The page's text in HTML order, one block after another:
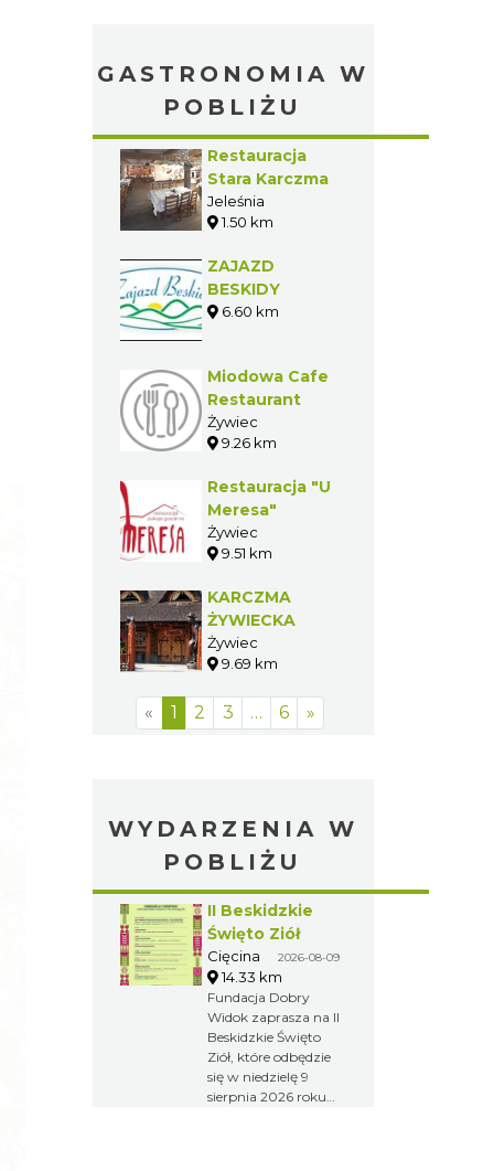
GASTRONOMIA W
POBLIŻU
Restauracja
Stara Karczma
Jeleśnia
1.50 km
ZAJAZD
BESKIDY
6.60 km
Miodowa Cafe
Restaurant
Żywiec
9.26 km
Restauracja "U
Meresa"
Żywiec
9.51 km
KARCZMA
ŻYWIECKA
Żywiec
9.69 km
« 1 2 3 … 6 »
WYDARZENIA W
POBLIŻU
II Beskidzkie
Święto Ziół
Cięcina 2026-08-09
14.33 km
Fundacja Dobry
Widok zaprasza na II
Beskidzkie Święto
Ziół, które odbędzie
się w niedzielę 9
sierpnia 2026 roku